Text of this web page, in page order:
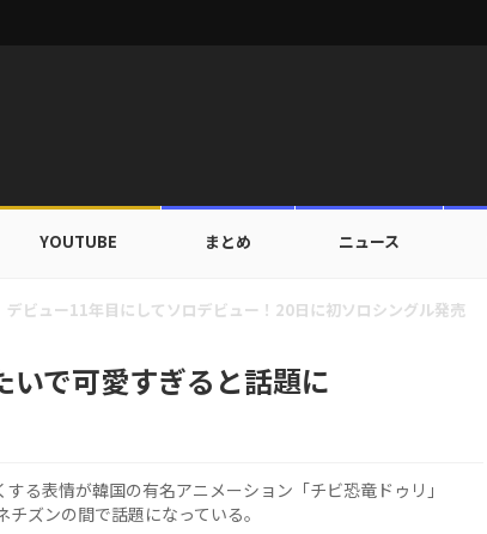
YOUTUBE まとめ ニュース
ップ出入証を公開…証明写真でも完璧なビジュアル！
で可愛すぎると話題に
る表情が韓国の有名アニメーション「チビ恐竜ドゥリ」
ズンの間で話題になっている。